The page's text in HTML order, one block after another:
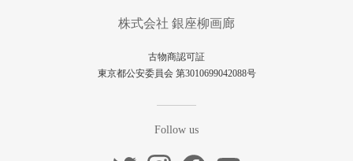
株式会社 銀座柳画廊
古物商認可証
東京都公安委員会 第3010699042088号
Follow us